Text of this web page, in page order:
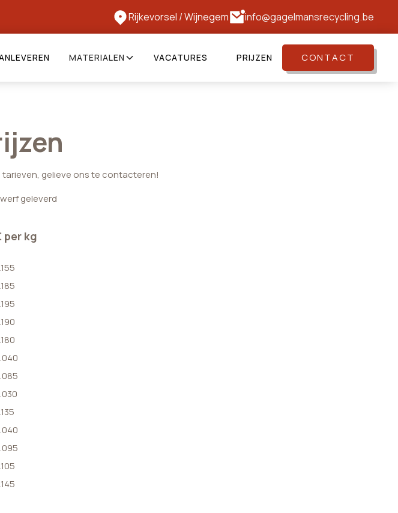
Rijkevorsel /Wijnegem info@gagelmansrecycling.be
MATERIALEN VACATURES PRIJZEN CONTACT
gelieve ons te contacteren!
geleverd
per kg